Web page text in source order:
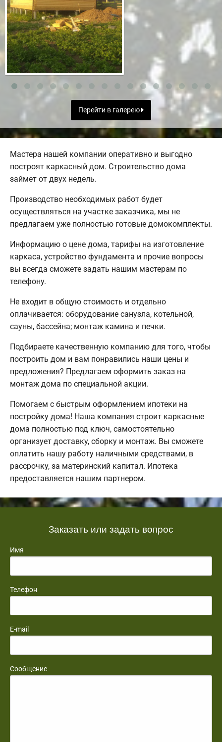
Перейти в галерею
Мастера нашей компании оперативно и выгодно
построят каркасный дом. Строительство дома
займет от двух недель.
Производство необходимых работ будет
осуществляться на участке заказчика, мы не
предлагаем уже полностью готовые домокомплекты.
Информацию о цене дома, тарифы на изготовление
каркаса, устройство фундамента и прочие вопросы
вы всегда сможете задать нашим мастерам по
телефону.
Не входит в общую стоимость и отдельно
оплачивается: оборудование санузла, котельной,
сауны, бассейна; монтаж камина и печки.
Подбираете качественную компанию для того, чтобы
построить дом и вам понравились наши цены и
предложения? Предлагаем оформить заказ на
монтаж дома по специальной акции.
Помогаем с быстрым оформлением ипотеки на
постройку дома! Наша компания строит каркасные
дома полностью под ключ, самостоятельно
организует доставку, сборку и монтаж. Вы сможете
оплатить нашу работу наличными средствами, в
рассрочку, за материнский капитал. Ипотека
предоставляется нашим партнером.
Заказать или задать вопрос
Имя
Телефон
E-mail
Сообщение